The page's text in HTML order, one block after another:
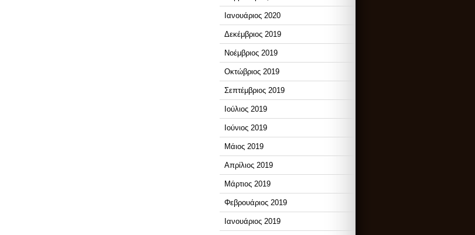
Ιανουάριος 2020
Δεκέμβριος 2019
Νοέμβριος 2019
Οκτώβριος 2019
Σεπτέμβριος 2019
Ιούλιος 2019
Ιούνιος 2019
Μάιος 2019
Απρίλιος 2019
Μάρτιος 2019
Φεβρουάριος 2019
Ιανουάριος 2019